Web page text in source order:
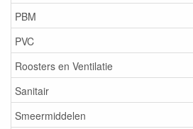
PBM
PVC
Roosters en Ventilatie
Sanitair
Smeermiddelen